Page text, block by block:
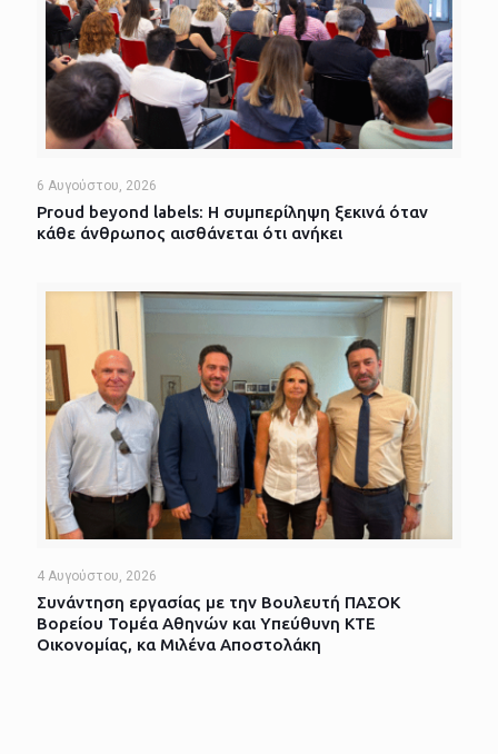
6 Αυγούστου, 2026
Proud beyond labels: Η συμπερίληψη ξεκινά όταν
κάθε άνθρωπος αισθάνεται ότι ανήκει
4 Αυγούστου, 2026
Συνάντηση εργασίας με την Βουλευτή ΠΑΣΟΚ
Βορείου Τομέα Αθηνών και Υπεύθυνη ΚΤΕ
Οικονομίας, κα Μιλένα Αποστολάκη